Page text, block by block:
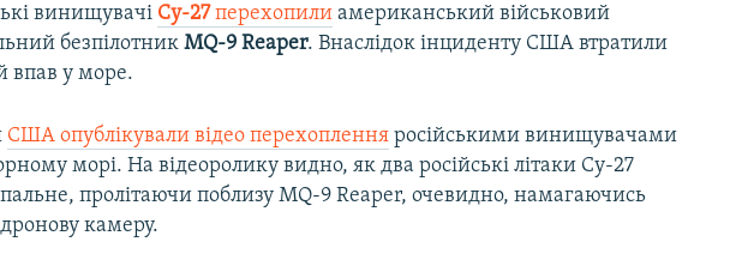
винищувачі Су-27перехопили американський військовий
безпілотникMQ-9 Reaper. Внаслідок інциденту США втратили
впав у море.
США опублікували відео перехоплення російськими винищувачами
морі. На відеоролику видно, як два російські літаки Су-27
пролітаючи поблизу MQ-9 Reaper, очевидно, намагаючись
камеру.